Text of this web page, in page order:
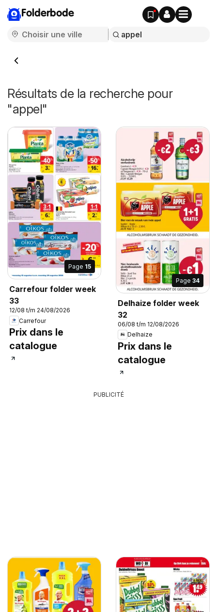
Folderbode
Résultats de la recherche pour
"appel"
Page 15
Carrefour folder week
33
12/08 t/m 24/08/2026
Carrefour
Prix dans le
catalogue
Page 34
Delhaize folder week
32
06/08 t/m 12/08/2026
Delhaize
Prix dans le
catalogue
PUBLICITÉ